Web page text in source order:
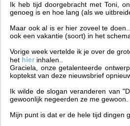
Ik heb tijd doorgebracht met Toni,
genoeg is en hoe lang (als we
Maar ook al is er hier zoveel te
ook een vakantie (soort) in het
Vorige week vertelde ik je over de
het hier inhalen..
Graciela, onze getalenteerde
koptekst van deze nieuwsbrief
Ik wilde de slogan veranderen van "
gewoonlijk negeerden ze me gewoon.
Mijn punt is dat er de hele tijd dingen